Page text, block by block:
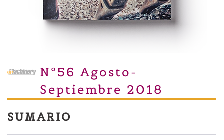
Nº56 Agosto-
Septiembre 2018
SUMARIO